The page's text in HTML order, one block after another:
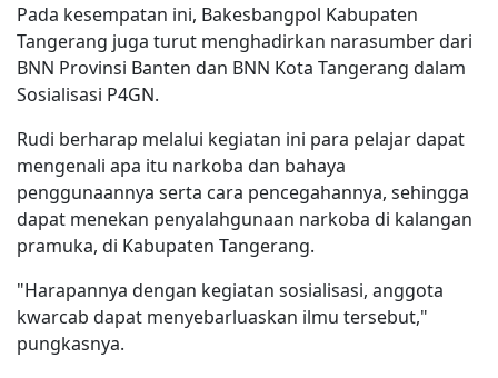
Pada kesempatan ini, Bakesbangpol Kabupaten
Tangerang juga turut menghadirkan narasumber dari
BNN Provinsi Banten dan BNN Kota Tangerang dalam
Sosialisasi P4GN.
Rudi berharap melalui kegiatan ini para pelajar dapat
mengenali apa itu narkoba dan bahaya
penggunaannya serta cara pencegahannya, sehingga
dapat menekan penyalahgunaan narkoba di kalangan
pramuka, di Kabupaten Tangerang.
"Harapannya dengan kegiatan sosialisasi, anggota
kwarcab dapat menyebarluaskan ilmu tersebut,"
pungkasnya.